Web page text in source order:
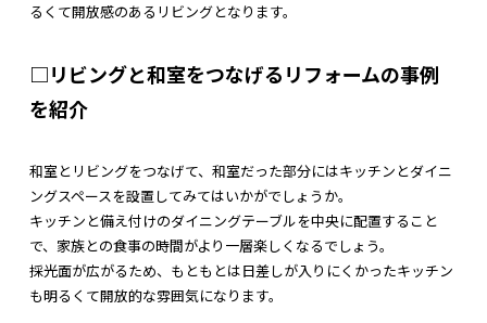
るくて開放感のあるリビングとなります。
□リビングと和室をつなげるリフォームの事例
を紹介
和室とリビングをつなげて、和室だった部分にはキッチンとダイニ
ングスペースを設置してみてはいかがでしょうか。
キッチンと備え付けのダイニングテーブルを中央に配置すること
で、家族との食事の時間がより一層楽しくなるでしょう。
採光面が広がるため、もともとは日差しが入りにくかったキッチン
も明るくて開放的な雰囲気になります。